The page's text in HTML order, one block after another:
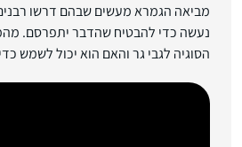
מביאה הגמרא מעשים שבהם דרשו
נעשה כדי להבטיח שהדבר יתפרסם.
הסוגיה לגבי גר והאם הוא יכול לשמש